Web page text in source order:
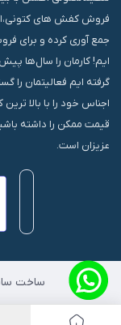
فروش کفش های
جمع آوری کرده و برای
ایم! کارمان را سال‌ها
گرفته ایم فعالیتمان
اجناس خود را با بالا
قیمت ممکن را داشته
عزیزان است.
ساخت